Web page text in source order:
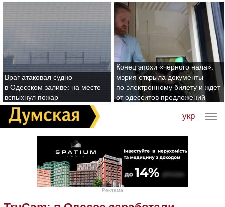
Враг атаковал судно
в Одесском заливе: на месте
вспыхнул пожар
Конец эпохи «черного нала»:
мэрия открыла документы
по электронному билету и ждет
от одесситов предложений
укр
Реклама